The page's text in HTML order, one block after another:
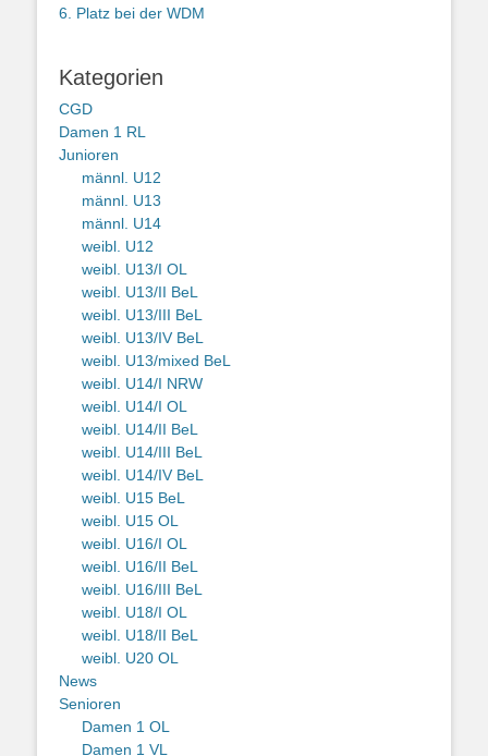
6. Platz bei der WDM
Kategorien
CGD
Damen 1 RL
Junioren
männl. U12
männl. U13
männl. U14
weibl. U12
weibl. U13/I OL
weibl. U13/II BeL
weibl. U13/III BeL
weibl. U13/IV BeL
weibl. U13/mixed BeL
weibl. U14/I NRW
weibl. U14/I OL
weibl. U14/II BeL
weibl. U14/III BeL
weibl. U14/IV BeL
weibl. U15 BeL
weibl. U15 OL
weibl. U16/I OL
weibl. U16/II BeL
weibl. U16/III BeL
weibl. U18/I OL
weibl. U18/II BeL
weibl. U20 OL
News
Senioren
Damen 1 OL
Damen 1 VL